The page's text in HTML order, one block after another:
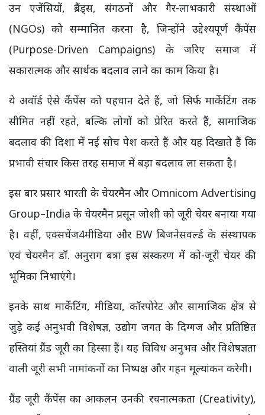
उन एजेंसियों, ब्रैंड्स, संगठनों और गैर-लाभकारी संस्थाओं
(NGOs) को सम्मानित करना है, जिन्होंने उद्देश्यपूर्ण कैंपेंस
(Purpose-Driven Campaigns) के जरिए समाज में
सकारात्मक और सार्थक बदलाव लाने का काम किया है।
ये अवॉर्ड ऐसे कैंपेंस को पहचान देते हैं, जो सिर्फ मार्केटिंग तक
सीमित नहीं रहते, बल्कि लोगों को प्रेरित करते हैं, सामाजिक
बदलाव की दिशा में नई सोच पेश करते हैं और यह दिखाते हैं कि
प्रभावी संचार किस तरह समाज में बड़ा बदलाव ला सकता है।
इस बार प्रसार भारती के चेयरमैन और Omnicom Advertising
Group–India के चेयरमैन प्रसून जोशी को जूरी चेयर बनाया गया
है। वहीं, एक्सचेंज4मीडिया और BW बिजनेसवर्ल्ड के संस्थापक
एवं चेयरमैन डॉ. अनुराग बत्रा इस संस्करण में को-जूरी चेयर की
भूमिका निभाएंगे।
इनके साथ मार्केटिंग, मीडिया, कॉरपोरेट और सामाजिक क्षेत्र से
जुड़े कई अनुभवी विशेषज्ञ, उद्योग जगत के दिग्गज और प्रतिष्ठित
हस्तियां ग्रैंड जूरी का हिस्सा हैं। यह विविध अनुभव और विशेषज्ञता
वाली जूरी सभी नामांकनों का निष्पक्ष और गहन मूल्यांकन करेगी।
ग्रैंड जूरी कैंपेंस का आकलन उनकी रचनात्मकता (Creativity),